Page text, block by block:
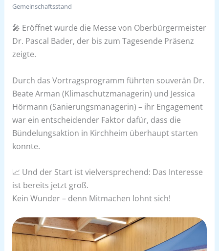
Gemeinschaftsstand
🎤 Eröffnet wurde die Messe von Oberbürgermeister
Dr. Pascal Bader, der bis zum Tagesende Präsenz
zeigte.
Durch das Vortragsprogramm führten souverän Dr.
Beate Arman (Klimaschutzmanagerin) und Jessica
Hörmann (Sanierungsmanagerin) – ihr Engagement
war ein entscheidender Faktor dafür, dass die
Bündelungsaktion in Kirchheim überhaupt starten
konnte.
📈 Und der Start ist vielversprechend: Das Interesse
ist bereits jetzt groß.
Kein Wunder – denn Mitmachen lohnt sich!